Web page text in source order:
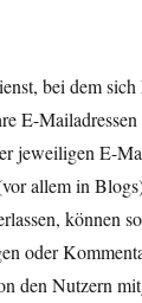
bei dem
E-
jeweiligen E-
allem in
können
oder
den Nutzern